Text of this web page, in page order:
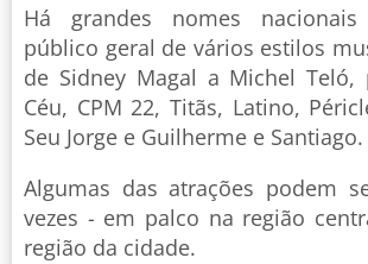
Há grandes nomes
público geral de vários estilos
de Sidney Magal a Michel Teló,
Céu, CPM 22, Titãs, Latino,
Seu Jorge e Guilherme e Santiago.
Algumas das atrações podem
vezes - em palco na região
região da cidade.